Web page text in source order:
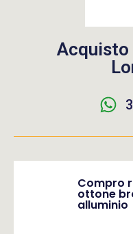
Acquisto
Compro
ottone
alluminio